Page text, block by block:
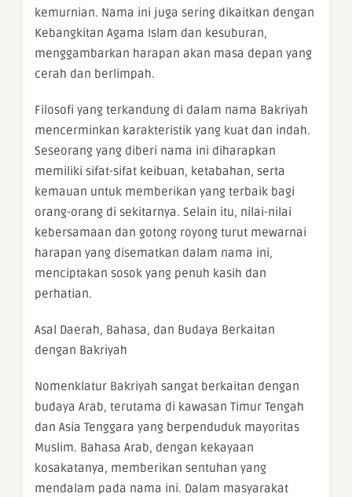
kemurnian. Nama ini juga sering dikaitkan dengan
Kebangkitan Agama Islam dan kesuburan,
menggambarkan harapan akan masa depan yang
cerah dan berlimpah.
Filosofi yang terkandung di dalam nama Bakriyah
mencerminkan karakteristik yang kuat dan indah.
Seseorang yang diberi nama ini diharapkan
memiliki sifat-sifat keibuan, ketabahan, serta
kemauan untuk memberikan yang terbaik bagi
orang-orang di sekitarnya. Selain itu, nilai-nilai
kebersamaan dan gotong royong turut mewarnai
harapan yang disematkan dalam nama ini,
menciptakan sosok yang penuh kasih dan
perhatian.
Asal Daerah, Bahasa, dan Budaya Berkaitan
dengan Bakriyah
Nomenklatur Bakriyah sangat berkaitan dengan
budaya Arab, terutama di kawasan Timur Tengah
dan Asia Tenggara yang berpenduduk mayoritas
Muslim. Bahasa Arab, dengan kekayaan
kosakatanya, memberikan sentuhan yang
mendalam pada nama ini. Dalam masyarakat